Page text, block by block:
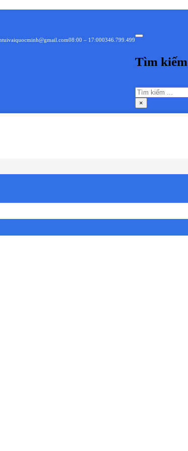
08:00 – 17:000346.799.499
Tìm kiếm
Tìm
kiếm
×